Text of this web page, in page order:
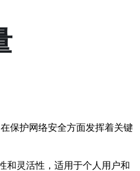
保护网络安全方面发挥着关键
和灵活性，适用于个人用户和